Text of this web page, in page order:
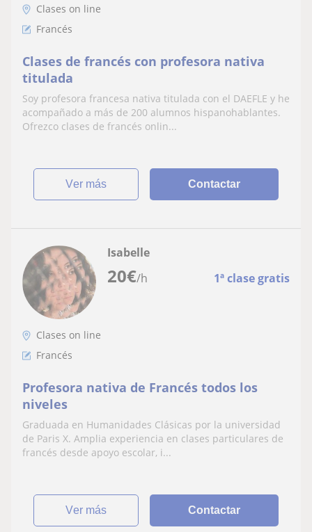
Clases on line
Francés
Clases de francés con profesora nativa
titulada
Soy profesora francesa nativa titulada con el DAEFLE y he
acompañado a más de 200 alumnos hispanohablantes.
Ofrezco clases de francés onlin...
ver más Contactar
20€/h 1ª clase gratis
Isabelle
Clases on line
Francés
Profesora nativa de Francés todos los
niveles
Graduada en Humanidades Clásicas por la universidad
de Paris X. Amplia experiencia en clases particulares de
francés desde apoyo escolar, i...
ver más Contactar